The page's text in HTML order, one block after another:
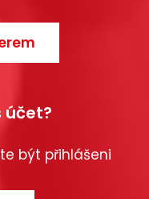
účet?
být přihlášeni